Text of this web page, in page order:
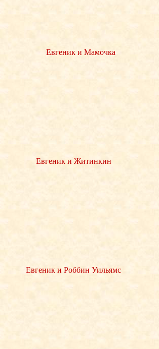
Евгеник и Мамочка
Евгеник и Житинкин
Евгеник и Роббин Уильямс